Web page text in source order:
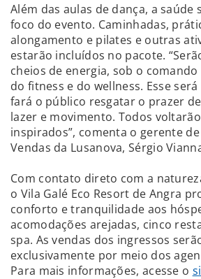
Além das aulas de dança, a saúde
foco do evento. Caminhadas,
alongamento e pilates e outras
estarão incluídos no pacote.
cheios de energia, sob o
do fitness e do wellness. Esse
fará o público resgatar o prazer
lazer e movimento. Todos
inspirados”, comenta o gerente
Vendas da Lusanova, Sérgio
Com contato direto com a
o Vila Galé Eco Resort de Angra
conforto e tranquilidade aos
acomodações arejadas, cinco
spa. As vendas dos ingressos
exclusivamente por meio dos
Para mais informações, acesse o